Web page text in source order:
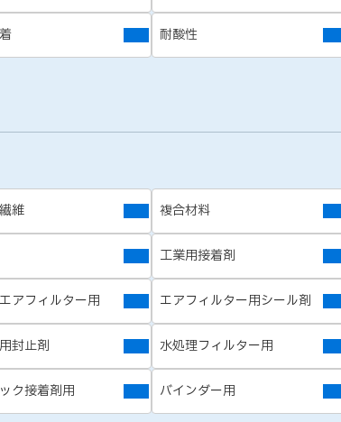
耐酸性
維 複合材料
工業用接着剤
アフィルター用 エアフィルター用シール剤
封止剤 水処理フィルター用
ク接着剤用 バインダー用